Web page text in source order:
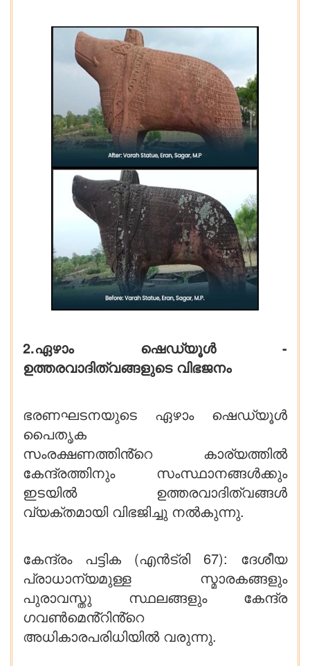
2.ഏഴാം ഷെഡ്യൂൾ -
ഉത്തരവാദിത്വങ്ങളുടെ വിഭജനം
ഭരണഘടനയുടെ ഏഴാം ഷെഡ്യൂൾ
പൈതൃക
സംരക്ഷണത്തിൻ്റെ കാര്യത്തിൽ
കേന്ദ്രത്തിനും സംസ്ഥാനങ്ങൾക്കും
ഇടയിൽ ഉത്തരവാദിത്വങ്ങൾ
വ്യക്തമായി വിഭജിച്ചു നൽകുന്നു.
കേന്ദ്രം പട്ടിക (എൻട്രി 67): ദേശീയ
പ്രാധാന്യമുള്ള സ്മാരകങ്ങളും
പുരാവസ്തു സ്ഥലങ്ങളും കേന്ദ്ര
ഗവൺമെൻ്റിൻ്റെ
അധികാരപരിധിയിൽ വരുന്നു.